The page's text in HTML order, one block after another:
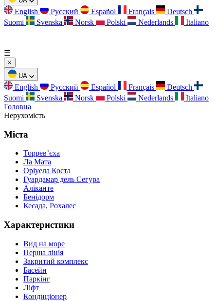
English Русский Español Français
Deutsch
Suomi
Svenska Norsk Polski Nederlands Italiano
☰
×
UA
English Русский Español Français
Deutsch
Suomi
Svenska Norsk Polski Nederlands
Italiano
Головна
Нерухомість
Міста
Торревʼєха
Ла Мата
Оріуела Коста
Гуардамар дель Сегура
Аліканте
Бенідорм
Кесада, Рохалес
Характеристики
Вид на море
Перша лінія
Закритий комплекс
Басейн
Паркінг
Ліфт
Кондиціонер